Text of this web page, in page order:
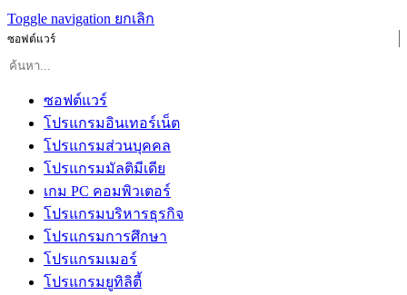
Toggle navigation ยกเลิก
ซอฟต์แวร์
ซอฟต์แวร์
โปรแกรมอินเทอร์เน็ต
โปรแกรมส่วนบุคคล
โปรแกรมมัลติมีเดีย
เกม PC คอมพิวเตอร์
โปรแกรมบริหารธุรกิจ
โปรแกรมการศึกษา
โปรแกรมเมอร์
โปรแกรมยูทิลิตี้